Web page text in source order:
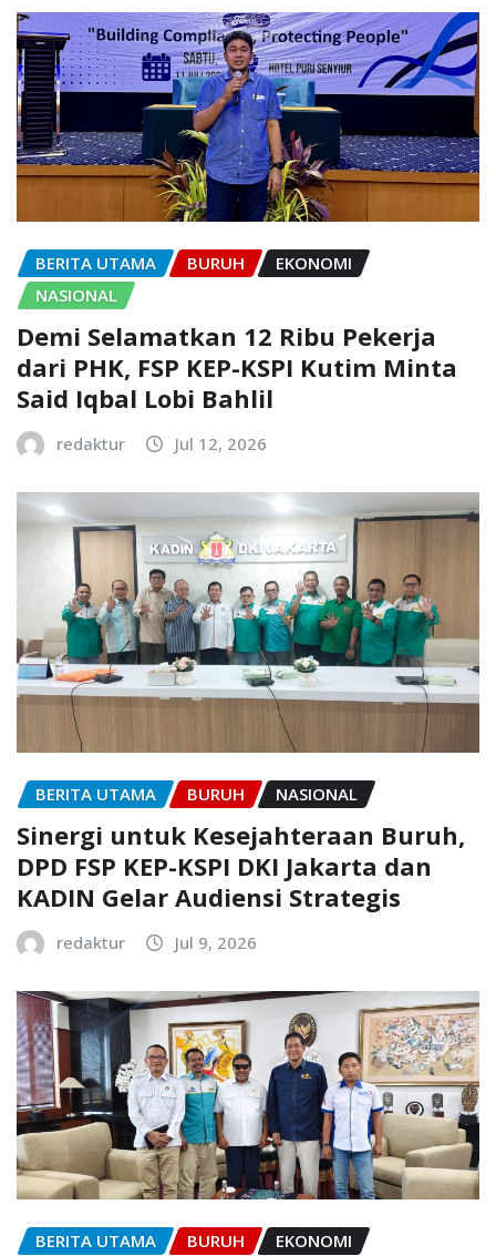
BERITA UTAMA BURUH
EKONOMI
NASIONAL
Demi Selamatkan 12 Ribu Pekerja
dari PHK, FSP KEP-KSPI Kutim Minta
Said Iqbal Lobi Bahlil
redaktur Jul 12, 2026
BERITA UTAMA BURUH NASIONAL
Sinergi untuk Kesejahteraan Buruh,
DPD FSP KEP-KSPI DKI Jakarta dan
KADIN Gelar Audiensi Strategis
redaktur Jul 9, 2026
BERITA UTAMA BURUH EKONOMI